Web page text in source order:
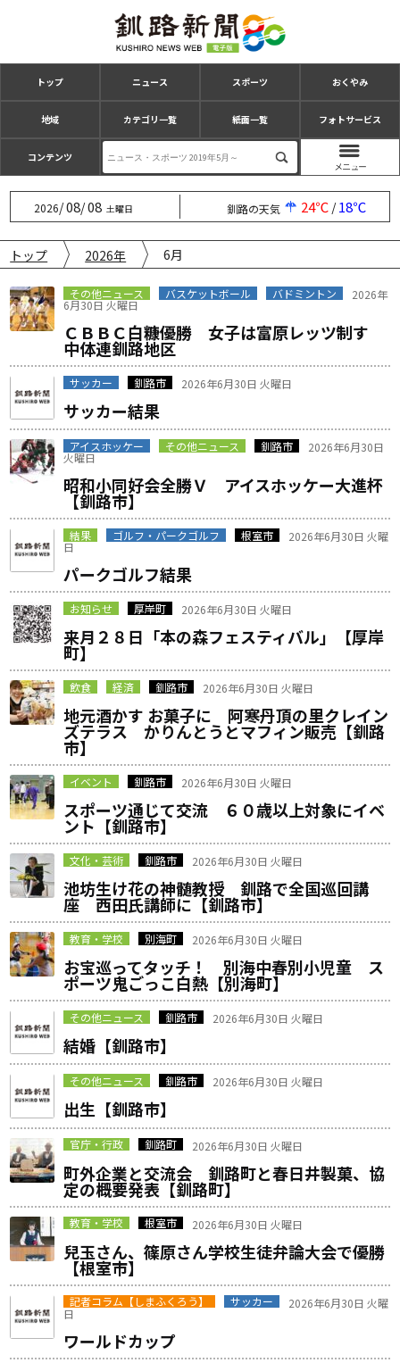
トップ ニュース スポーツ おくやみ
地域 カテゴリ一覧 紙面一覧 フォトサービス
コンテンツ
2026/08/08 土曜日 釧路の天気 24℃/18℃
トップ 2026年 6月
その他ニュース バスケットボール バドミントン 2026年
6月30日 火曜日
ＣＢＢＣ白糠優勝 女子は富原レッツ制す
中体連釧路地区
サッカー 釧路市 2026年6月30日 火曜日
サッカー結果
アイスホッケー その他ニュース 釧路市 2026年6月30日
火曜日
昭和小同好会全勝Ｖ アイスホッケー大進杯
【釧路市】
結果 ゴルフ・パークゴルフ 根室市 2026年6月30日 火曜
日
パークゴルフ結果
お知らせ 厚岸町 2026年6月30日 火曜日
来月２８日「本の森フェスティバル」【厚岸
町】
飲食 経済 釧路市 2026年6月30日 火曜日
地元酒かす お菓子に 阿寒丹頂の里クレイン
ズテラス かりんとうとマフィン販売【釧路
市】
イベント 釧路市 2026年6月30日 火曜日
スポーツ通じて交流 ６０歳以上対象にイベ
ント【釧路市】
文化・芸術 釧路市 2026年6月30日 火曜日
池坊生け花の神髄教授 釧路で全国巡回講
座 西田氏講師に【釧路市】
教育・学校 別海町 2026年6月30日 火曜日
お宝巡ってタッチ！ 別海中春別小児童 ス
ポーツ鬼ごっこ白熱【別海町】
その他ニュース 釧路市 2026年6月30日 火曜日
結婚【釧路市】
その他ニュース 釧路市 2026年6月30日 火曜日
出生【釧路市】
官庁・行政 釧路町 2026年6月30日 火曜日
町外企業と交流会 釧路町と春日井製菓、協
定の概要発表【釧路町】
教育・学校 根室市 2026年6月30日 火曜日
兒玉さん、篠原さん学校生徒弁論大会で優勝
【根室市】
記者コラム【しまふくろう】 サッカー 2026年6月30日 火曜
日
ワールドカップ